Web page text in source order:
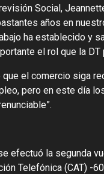
Social,
años en
ha establecido y
el rol que la
que el comercio siga
pero en este día
efectuó la segunda
Telefónica (CAT) -